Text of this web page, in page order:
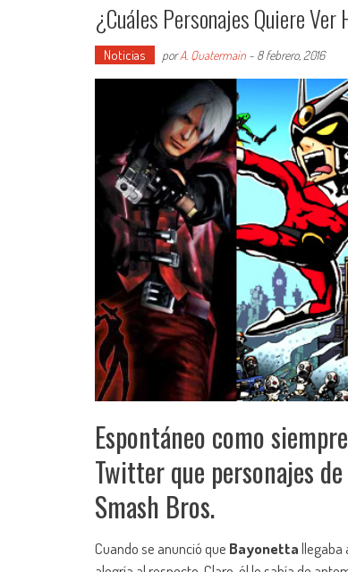
¿Cuáles Personajes Quiere
Noticias porA. Quatermain - 8 febrero, 2016
Espontáneo como
Twitter que personajes
Smash Bros.
Cuando se anunció que Bayonettallegaba